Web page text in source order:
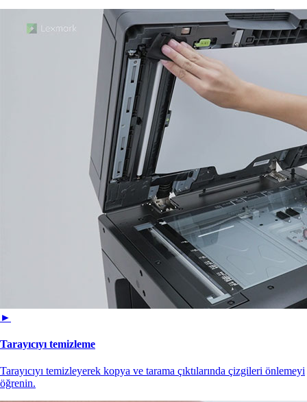
►
Tarayıcıyı temizleme
Tarayıcıyı temizleyerek kopya ve tarama çıktılarında çizgileri önlemeyi
öğrenin.